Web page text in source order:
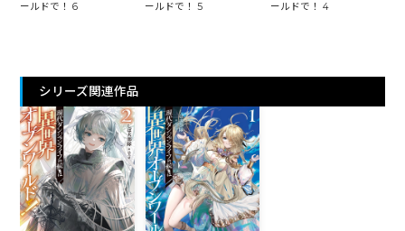
ールドで！ 6
ールドで！ 5
ールドで！ 4
シリーズ関連作品